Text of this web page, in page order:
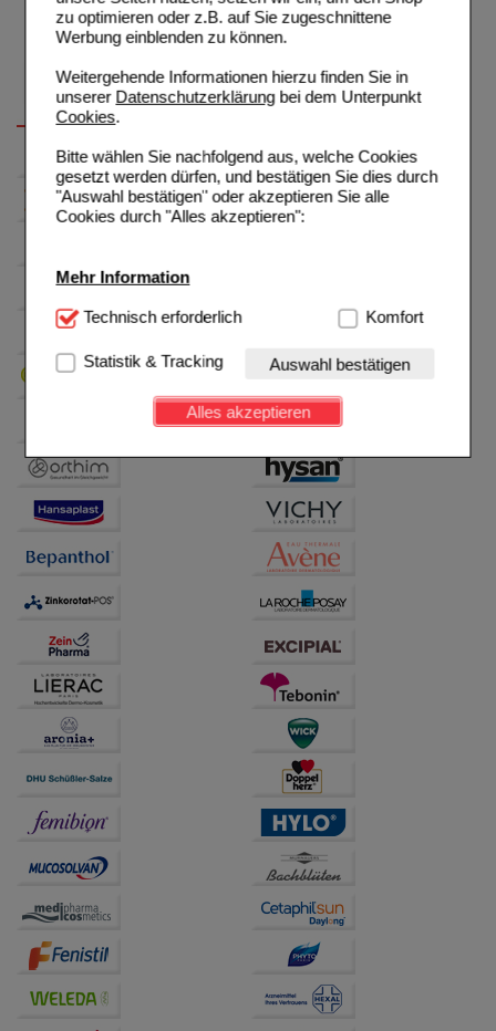
zu optimieren oder z.B. auf Sie zugeschnittene
Werbung einblenden zu können.
Weitergehende Informationen hierzu finden Sie in
unserer Datenschutzerklärungbei dem Unterpunkt
Cookies.
Bitte wählen Sie nachfolgend aus, welche Cookies
gesetzt werden dürfen, und bestätigen Sie dies durch
"Auswahl bestätigen" oder akzeptieren Sie alle
Cookies durch "Alles akzeptieren":
Mehr Information
Technisch Notwendig:Hierbei handelt es sich um
Website notwendig sind (z.B. Navigation, Warenkorb,
Kundenkonto), weshalb auf diese nicht verzichtet
werden kann.
Einkaufserlebnis noch ansprechender zu gestalten,
beispielsweise für die Wiedererkennung des
Besuchers oder unsere Seite an bevorzugte
Verhaltensweisen (z.B. Spracheinstellung)
auch auf Ihre Bedürfnisse zugeschrittene Inhalte
anzuzeigen und unser Partnerprogramm zu
betreiben.
Statistik & Tracking:
Informationen über die Art und Weise der Nutzung
unserer Website sammeln, mit deren Hilfe wir unsere
Website weiter für Sie optimieren können, den Inhalt
auf unserer Website aber auch die Werbung auf
Drittseiten möglichst relevant für Sie zu gestalten.
Bitte beachten Sie, dass Daten hierfür teilweise an
Dritte wie z.B. Google oder soziale Medien
Technisch erforderlich Komfort
Statistik & Tracking Auswahl bestätigen
Alles akzeptieren